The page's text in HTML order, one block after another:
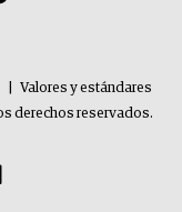
Valores y estándares
derechos reservados.